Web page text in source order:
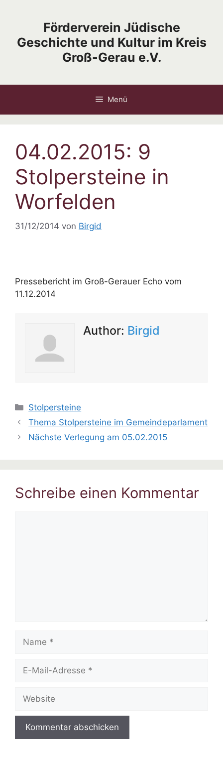
Förderverein Jüdische
Geschichte und Kultur im Kreis
Groß-Gerau e.V.
Menü
04.02.2015: 9
Stolpersteine in
Worfelden
31/12/2014 von Birgid
Pressebericht im Groß-Gerauer Echo vom
11.12.2014
Author: Birgid
Kategorien
Stolpersteine
Thema Stolpersteine im Gemeindeparlament
Nächste Verlegung am 05.02.2015
Schreibe einen Kommentar
Mail-